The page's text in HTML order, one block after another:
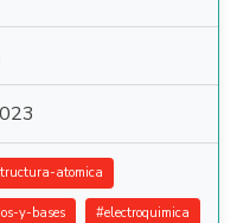
atomica
y-bases #electroquimica